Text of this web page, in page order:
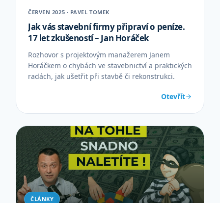
ČERVEN 2025 · PAVEL TOMEK
Jak vás stavební firmy připraví o peníze.
17 let zkušeností – Jan Horáček
Rozhovor s projektovým manažerem Janem
Horáčkem o chybách ve stavebnictví a praktických
radách, jak ušetřit při stavbě či rekonstrukci.
Otevřít
ČLÁNKY